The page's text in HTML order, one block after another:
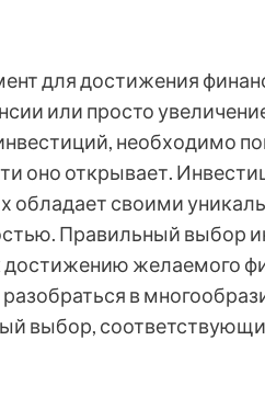
для достижения
или просто
необходимо
оно открывает.
обладает своими
Правильный выбор
достижению желаемого
в
выбор,